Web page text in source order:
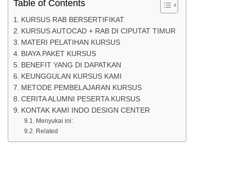
Table of Contents
KURSUS RAB BERSERTIFIKAT
KURSUS AUTOCAD + RAB DI CIPUTAT TIMUR
MATERI PELATIHAN KURSUS
BIAYA PAKET KURSUS
BENEFIT YANG DI DAPATKAN
KEUNGGULAN KURSUS KAMI
METODE PEMBELAJARAN KURSUS
CERITA ALUMNI PESERTA KURSUS
KONTAK KAMI INDO DESIGN CENTER
Menyukai ini:
Related